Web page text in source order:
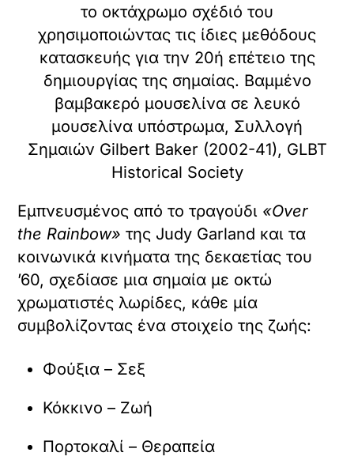
το οκτάχρωμο σχέδιό του
χρησιμοποιώντας τις ίδιες μεθόδους
κατασκευής για την 20ή επέτειο της
δημιουργίας της σημαίας. Βαμμένο
βαμβακερό μουσελίνα σε λευκό
μουσελίνα υπόστρωμα, Συλλογή
Σημαιών Gilbert Baker (2002-41), GLBT
Historical Society
Εμπνευσμένος από το τραγούδι «Over
the Rainbow» της Judy Garland και τα
κοινωνικά κινήματα της δεκαετίας του
’60, σχεδίασε μια σημαία με οκτώ
χρωματιστές λωρίδες, κάθε μία
συμβολίζοντας ένα στοιχείο της ζωής:
Φούξια – Σεξ
Κόκκινο – Ζωή
Πορτοκαλί – Θεραπεία